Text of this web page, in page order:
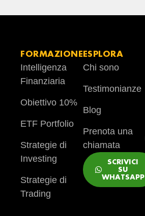
FORMAZIONE
Intelligenza
Finanziaria
Obiettivo 10%
ETF Portfolio
Strategie di
Investing
Strategie di
Trading
ESPLORA
Chi sono
Testimonianze
Blog
Prenota una
chiamata
SCRIVICI
SU
WHATSAPP